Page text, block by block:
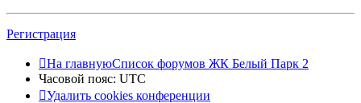
Регистрация
На главнуюСписок форумов ЖК Белый Парк 2
Часовой пояс: UTC
Удалить cookies конференции